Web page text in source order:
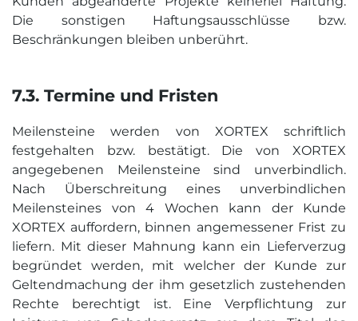
Die sonstigen Haftungsausschlüsse bzw.
Beschränkungen bleiben unberührt.
7.3. Termine und Fristen
Meilensteine werden von XORTEX schriftlich
festgehalten bzw. bestätigt. Die von XORTEX
angegebenen Meilensteine sind unverbindlich.
Nach Überschreitung eines unverbindlichen
Meilensteines von 4 Wochen kann der Kunde
XORTEX auffordern, binnen angemessener Frist zu
liefern. Mit dieser Mahnung kann ein Lieferverzug
begründet werden, mit welcher der Kunde zur
Geltendmachung der ihm gesetzlich zustehenden
Rechte berechtigt ist. Eine Verpflichtung zur